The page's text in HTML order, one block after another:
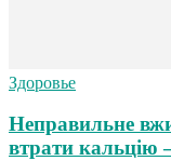
Здоровье
Неправильне
втрати кальцію